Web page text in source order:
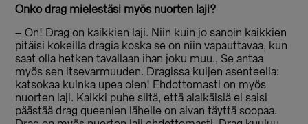
Onko drag mielestäsi myös nuorten laji?
– On! Drag on kaikkien laji. Niin kuin jo sanoin kaikkien
pitäisi kokeilla dragia koska se on niin vapauttavaa, kun
saat olla hetken tavallaan ihan joku muu., Se antaa
myös sen itsevarmuuden. Dragissa kuljen asenteella:
katsokaa kuinka upea olen! Ehdottomasti on myös
nuorten laji. Kaikki puhe siitä, että alaikäisiä ei saisi
päästää drag queenien lähelle on aivan täyttä soopaa.